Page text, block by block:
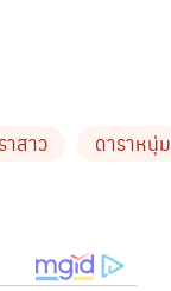
าสาว
ดาราหนุ่ม